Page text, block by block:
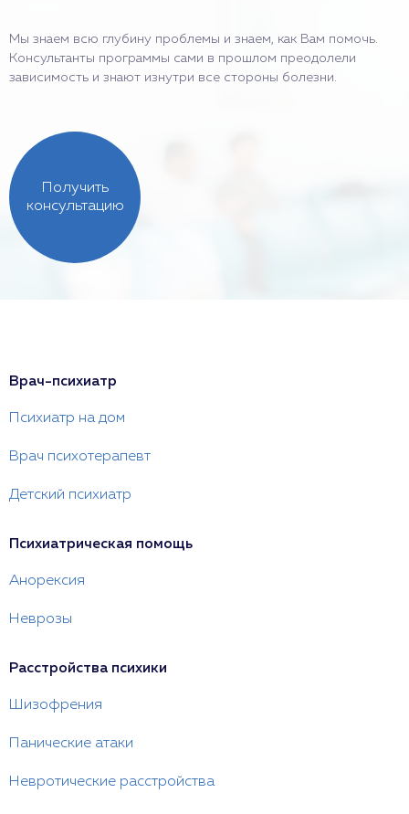
Мы знаем всю глубину проблемы и знаем, как Вам помочь.
Консультанты программы сами в прошлом преодолели
зависимость и знают изнутри все стороны болезни.
Получить
консультацию
Врач-психиатр
Психиатр на дом
Врач психотерапевт
Детский психиатр
Психиатрическая помощь
Анорексия
Неврозы
Расстройства психики
Шизофрения
Панические атаки
Невротические расстройства